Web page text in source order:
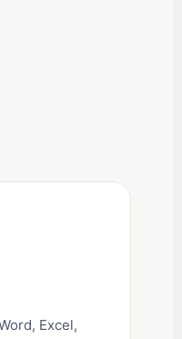
Excel,